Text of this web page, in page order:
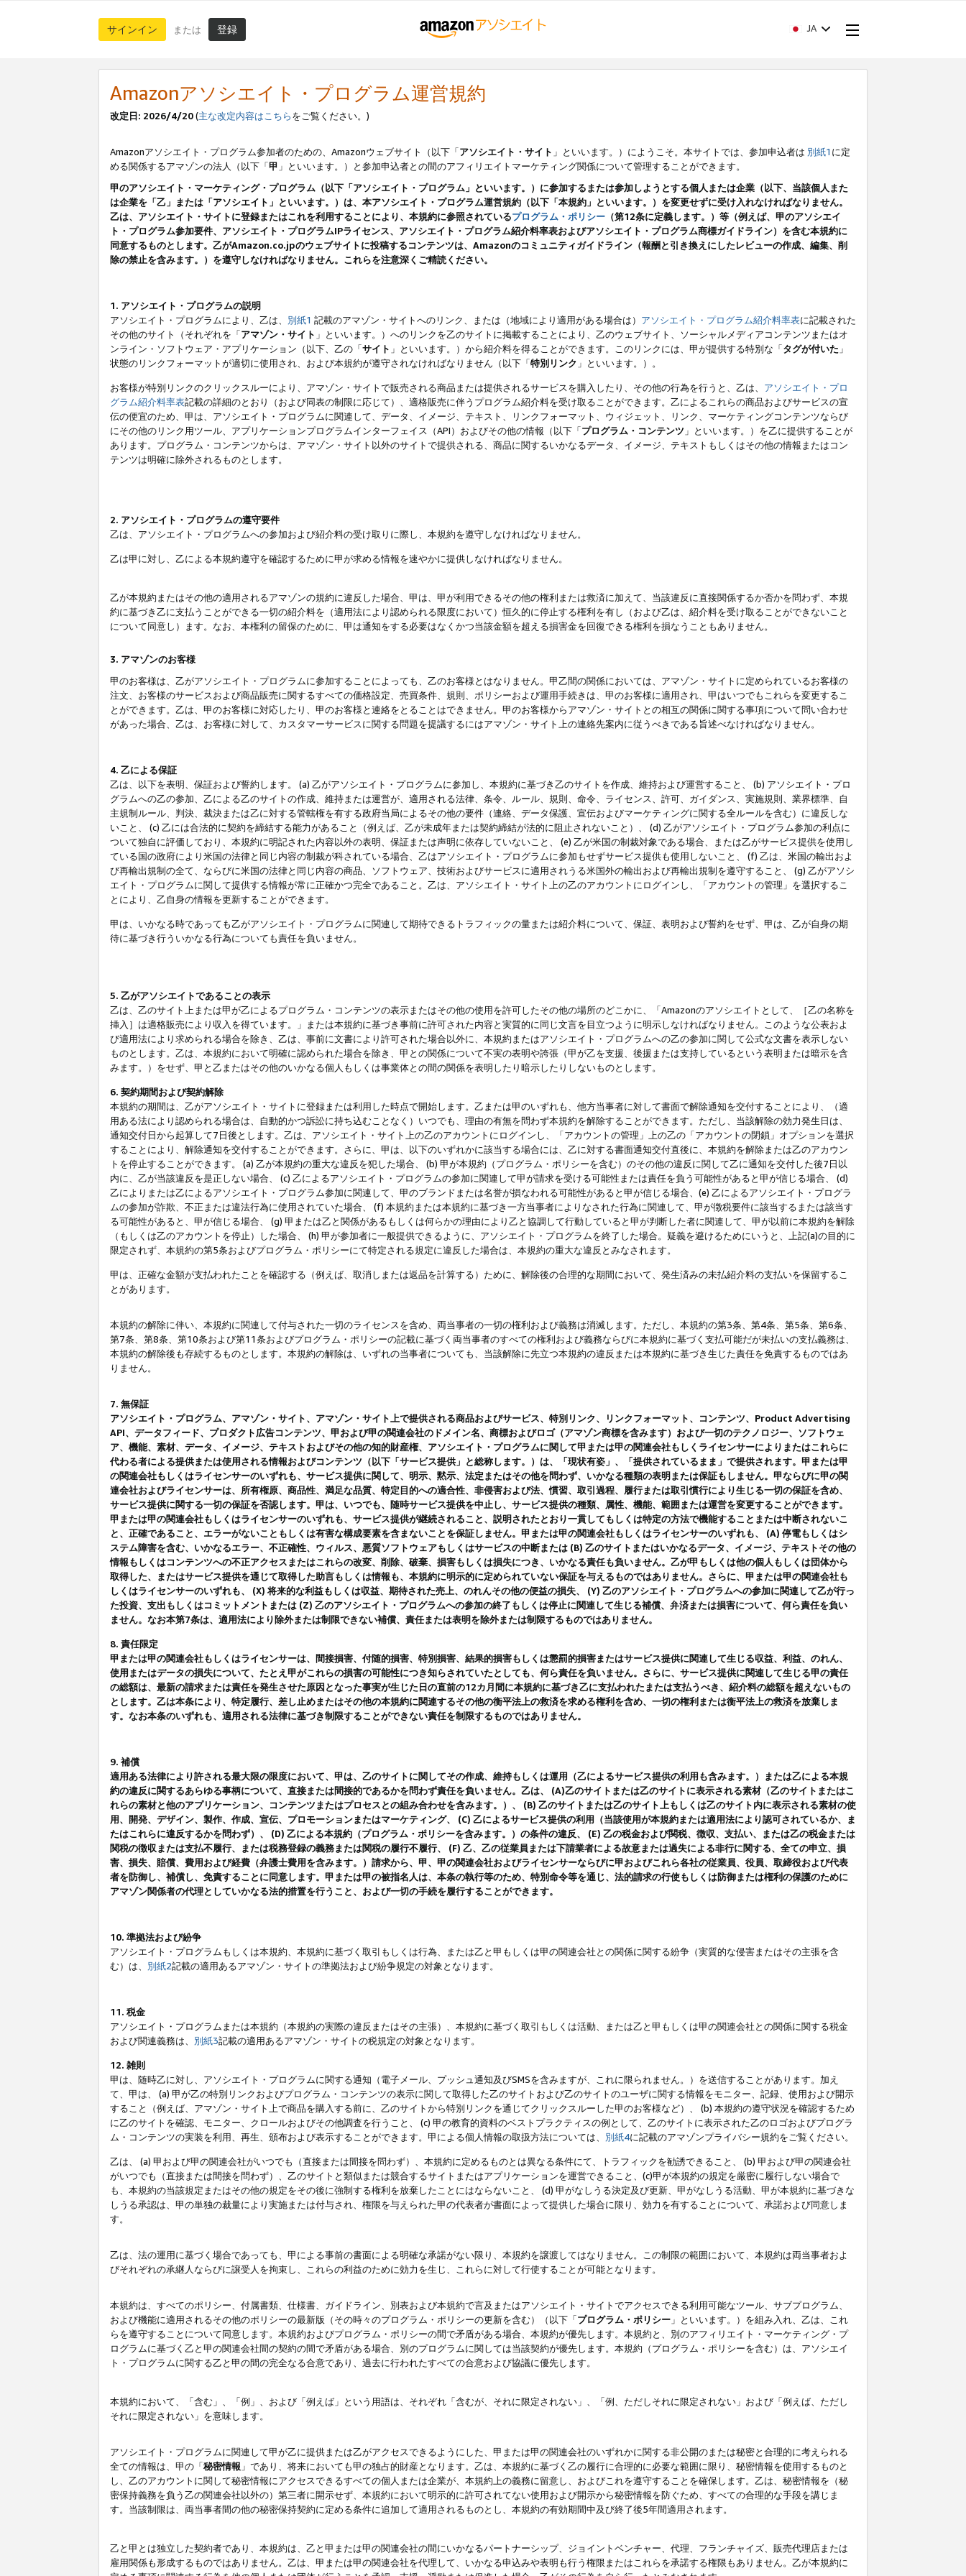
サインイン または 登録 JA
Amazonアソシエイト・プログラム運営規約
改定日: 2026/4/20(主な改定内容はこちらをご覧ください。)
Amazonアソシエイト・プログラム参加者のための、Amazonウェブサイト（以下「アソシエイト・サイト 」といいます。）にようこそ。本サイトでは、参加申込者は 別紙1 に定
める関係するアマゾンの法人（以下「甲 」といいます。）と参加申込者との間のアフィリエイトマーケティング関係について管理することができます。
甲のアソシエイト・マーケティング・プログラム（以下「アソシエイト・プログラム」といいます。）に参加するまたは参加しようとする個人または企業（以下、当該個人また
は企業を「乙」または「アソシエイト」といいます。）は、本アソシエイト・プログラム運営規約（以下「本規約」といいます。）を変更せずに受け入れなければなりません。
乙は、アソシエイト・サイトに登録またはこれを利用することにより、本規約に参照されているプログラム・ポリシー （第12条に定義します。）等（例えば、甲のアソシエイ
ト・プログラム参加要件、アソシエイト・プログラムIPライセンス、アソシエイト・プログラム紹介料率表およびアソシエイト・プログラム商標ガイドライン）を含む本規約に
同意するものとします。乙がAmazon.co.jpのウェブサイトに投稿するコンテンツは、Amazonのコミュニティガイドライン（報酬と引き換えにしたレビューの作成、編集、削
除の禁止を含みます。）を遵守しなければなりません。これらを注意深くご精読ください。
1. アソシエイト・プログラムの説明
アソシエイト・プログラムにより、乙は、 別紙1 記載のアマゾン・サイトへのリンク、または（地域により適用がある場合は） アソシエイト・プログラム紹介料率表に記載された
その他のサイト（それぞれを「アマゾン・サイト 」といいます。）へのリンクを乙のサイトに掲載することにより、乙のウェブサイト、ソーシャルメディアコンテンツまたはオ
ンライン・ソフトウェア・アプリケーション（以下、乙の「サイト 」といいます。）から紹介料を得ることができます。このリンクには、甲が提供する特別な「タグが付いた 」
状態のリンクフォーマットが適切に使用され、および本規約が遵守されなければなりません（以下「特別リンク 」といいます。）。
お客様が特別リンクのクリックスルーにより、アマゾン・サイトで販売される商品または提供されるサービスを購入したり、その他の行為を行うと、乙は、 アソシエイト・プロ
グラム紹介料率表記載の詳細のとおり（および同表の制限に応じて）、適格販売に伴うプログラム紹介料を受け取ることができます。乙によるこれらの商品およびサービスの宣
伝の便宜のため、甲は、アソシエイト・プログラムに関連して、データ、イメージ、テキスト、リンクフォーマット、ウィジェット、リンク、マーケティングコンテンツならび
にその他のリンク用ツール、アプリケーションプログラムインターフェイス（API）およびその他の情報（以下「プログラム・コンテンツ 」といいます。）を乙に提供することが
あります。プログラム・コンテンツからは、アマゾン・サイト以外のサイトで提供される、商品に関するいかなるデータ、イメージ、テキストもしくはその他の情報またはコン
テンツは明確に除外されるものとします。
2. アソシエイト・プログラムの遵守要件
乙は、アソシエイト・プログラムへの参加および紹介料の受け取りに際し、本規約を遵守しなければなりません。
乙は甲に対し、乙による本規約遵守を確認するために甲が求める情報を速やかに提供しなければなりません。
乙が本規約またはその他の適用されるアマゾンの規約に違反した場合、甲は、甲が利用できるその他の権利または救済に加えて、当該違反に直接関係するか否かを問わず、本規
約に基づき乙に支払うことができる一切の紹介料を（適用法により認められる限度において）恒久的に停止する権利を有し（および乙は、紹介料を受け取ることができないこと
について同意し）ます。なお、本権利の留保のために、甲は通知をする必要はなくかつ当該金額を超える損害金を回復できる権利を損なうこともありません。
3. アマゾンのお客様
甲のお客様は、乙がアソシエイト・プログラムに参加することによっても、乙のお客様とはなりません。甲乙間の関係においては、アマゾン・サイトに定められているお客様の
注文、お客様のサービスおよび商品販売に関するすべての価格設定、売買条件、規則、ポリシーおよび運用手続きは、甲のお客様に適用され、甲はいつでもこれらを変更するこ
とができます。乙は、甲のお客様に対応したり、甲のお客様と連絡をとることはできません。甲のお客様からアマゾン・サイトとの相互の関係に関する事項について問い合わせ
があった場合、乙は、お客様に対して、カスタマーサービスに関する問題を提議するにはアマゾン・サイト上の連絡先案内に従うべきである旨述べなければなりません。
4. 乙による保証
乙は、以下を表明、保証および誓約します。 (a) 乙がアソシエイト・プログラムに参加し、本規約に基づき乙のサイトを作成、維持および運営すること、 (b) アソシエイト・プロ
グラムへの乙の参加、乙による乙のサイトの作成、維持または運営が、適用される法律、条令、ルール、規則、命令、ライセンス、許可、ガイダンス、実施規則、業界標準、自
主規制ルール、判決、裁決または乙に対する管轄権を有する政府当局によるその他の要件（連絡、データ保護、宣伝およびマーケティングに関する全ルールを含む）に違反しな
いこと、 (c) 乙には合法的に契約を締結する能力があること（例えば、乙が未成年または契約締結が法的に阻止されないこと）、 (d) 乙がアソシエイト・プログラム参加の利点に
ついて独自に評価しており、本規約に明記された内容以外の表明、保証または声明に依存していないこと、 (e) 乙が米国の制裁対象である場合、または乙がサービス提供を使用し
ている国の政府により米国の法律と同じ内容の制裁が科されている場合、乙はアソシエイト・プログラムに参加もせずサービス提供も使用しないこと、 (f) 乙は、米国の輸出およ
び再輸出規制の全て、ならびに米国の法律と同じ内容の商品、ソフトウェア、技術およびサービスに適用されうる米国外の輸出および再輸出規制を遵守すること、 (g) 乙がアソシ
エイト・プログラムに関して提供する情報が常に正確かつ完全であること。乙は、アソシエイト・サイト上の乙のアカウントにログインし、「アカウントの管理」を選択するこ
とにより、乙自身の情報を更新することができます。
甲は、いかなる時であっても乙がアソシエイト・プログラムに関連して期待できるトラフィックの量または紹介料について、保証、表明および誓約をせず、甲は、乙が自身の期
待に基づき行ういかなる行為についても責任を負いません。
5. 乙がアソシエイトであることの表示
乙は、乙のサイト上または甲が乙によるプログラム・コンテンツの表示またはその他の使用を許可したその他の場所のどこかに、「Amazonのアソシエイトとして、［乙の名称を
挿入］は適格販売により収入を得ています。」または本規約に基づき事前に許可された内容と実質的に同じ文言を目立つように明示しなければなりません。このような公表およ
び適用法により求められる場合を除き、乙は、事前に文書により許可された場合以外に、本規約またはアソシエイト・プログラムへの乙の参加に関して公式な文書を表示しない
ものとします。乙は、本規約において明確に認められた場合を除き、甲との関係について不実の表明や誇張（甲が乙を支援、後援または支持しているという表明または暗示を含
みます。）をせず、甲と乙またはその他のいかなる個人もしくは事業体との間の関係を表明したり暗示したりしないものとします。
6. 契約期間および契約解除
本規約の期間は、乙がアソシエイト・サイトに登録または利用した時点で開始します。乙または甲のいずれも、他方当事者に対して書面で解除通知を交付することにより、（適
用ある法により認められる場合は、自動的かつ訴訟に持ち込むことなく）いつでも、理由の有無を問わず本規約を解除することができます。ただし、当該解除の効力発生日は、
通知交付日から起算して7日後とします。乙は、アソシエイト・サイト上の乙のアカウントにログインし、「アカウントの管理」上の乙の「アカウントの閉鎖」オプションを選択
することにより、解除通知を交付することができます。さらに、甲は、以下のいずれかに該当する場合には、乙に対する書面通知交付直後に、本規約を解除または乙のアカウン
トを停止することができます。 (a) 乙が本規約の重大な違反を犯した場合、 (b) 甲が本規約（プログラム・ポリシーを含む）のその他の違反に関して乙に通知を交付した後7日以
内に、乙が当該違反を是正しない場合、 (c) 乙によるアソシエイト・プログラムの参加に関連して甲が請求を受ける可能性または責任を負う可能性があると甲が信じる場合、 (d)
乙によりまたは乙によるアソシエイト・プログラム参加に関連して、甲のブランドまたは名誉が損なわれる可能性があると甲が信じる場合、(e) 乙によるアソシエイト・プログラ
ムの参加が詐欺、不正または違法行為に使用されていた場合、 (f) 本規約または本規約に基づき一方当事者によりなされた行為に関連して、甲が徴税要件に該当するまたは該当す
る可能性があると、甲が信じる場合、 (g) 甲または乙と関係があるもしくは何らかの理由により乙と協調して行動していると甲が判断した者に関連して、甲が以前に本規約を解除
（もしくは乙のアカウントを停止）した場合、 (h) 甲が参加者に一般提供できるように、アソシエイト・プログラムを終了した場合。疑義を避けるためにいうと、上記(a)の目的に
限定されず、本規約の第5条およびプログラム・ポリシーにて特定される規定に違反した場合は、本規約の重大な違反とみなされます。
甲は、正確な金額が支払われたことを確認する（例えば、取消しまたは返品を計算する）ために、解除後の合理的な期間において、発生済みの未払紹介料の支払いを保留するこ
とがあります。
本規約の解除に伴い、本規約に関連して付与された一切のライセンスを含め、両当事者の一切の権利および義務は消滅します。ただし、本規約の第3条、第4条、第5条、第6条、
第7条、第8条、第10条および第11条およびプログラム・ポリシーの記載に基づく両当事者のすべての権利および義務ならびに本規約に基づく支払可能だが未払いの支払義務は、
本規約の解除後も存続するものとします。本規約の解除は、いずれの当事者についても、当該解除に先立つ本規約の違反または本規約に基づき生じた責任を免責するものではあ
りません。
7. 無保証
アソシエイト・プログラム、アマゾン・サイト、アマゾン・サイト上で提供される商品およびサービス、特別リンク、リンクフォーマット、コンテンツ、Product Advertising
API、データフィード、プロダクト広告コンテンツ、甲および甲の関連会社のドメイン名、商標およびロゴ（アマゾン商標を含みます）および一切のテクノロジー、ソフトウェ
ア、機能、素材、データ、イメージ、テキストおよびその他の知的財産権、アソシエイト・プログラムに関して甲または甲の関連会社もしくライセンサーによりまたはこれらに
代わる者による提供または使用される情報およびコンテンツ（以下「サービス提供」と総称します。）は、「現状有姿」、「提供されているまま」で提供されます。甲または甲
の関連会社もしくはライセンサーのいずれも、サービス提供に関して、明示、黙示、法定またはその他を問わず、いかなる種類の表明または保証もしません。甲ならびに甲の関
連会社およびライセンサーは、所有権原、商品性、満足な品質、特定目的への適合性、非侵害および法、慣習、取引過程、履行または取引慣行により生じる一切の保証を含め、
サービス提供に関する一切の保証を否認します。甲は、いつでも、随時サービス提供を中止し、サービス提供の種類、属性、機能、範囲または運営を変更することができます。
甲または甲の関連会社もしくはライセンサーのいずれも、サービス提供が継続されること、説明されたとおり一貫してもしくは特定の方法で機能することまたは中断されないこ
と、正確であること、エラーがないこともしくは有害な構成要素を含まないことを保証しません。甲または甲の関連会社もしくはライセンサーのいずれも、 (A) 停電もしくはシ
ステム障害を含む、いかなるエラー、不正確性、ウィルス、悪質ソフトウェアもしくはサービスの中断または (B) 乙のサイトまたはいかなるデータ、イメージ、テキストその他の
情報もしくはコンテンツへの不正アクセスまたはこれらの改変、削除、破棄、損害もしくは損失につき、いかなる責任も負いません。乙が甲もしくは他の個人もしくは団体から
取得した、またはサービス提供を通じて取得した助言もしくは情報も、本規約に明示的に定められていない保証を与えるものではありません。さらに、甲または甲の関連会社も
しくはライセンサーのいずれも、 (X) 将来的な利益もしくは収益、期待された売上、のれんその他の便益の損失、 (Y) 乙のアソシエイト・プログラムへの参加に関連して乙が行っ
た投資、支出もしくはコミットメントまたは (Z) 乙のアソシエイト・プログラムへの参加の終了もしくは停止に関連して生じる補償、弁済または損害について、何ら責任を負い
ません。なお本第7条は、適用法により除外または制限できない補償、責任または表明を除外または制限するものではありません。
8. 責任限定
甲または甲の関連会社もしくはライセンサーは、間接損害、付随的損害、特別損害、結果的損害もしくは懲罰的損害またはサービス提供に関連して生じる収益、利益、のれん、
使用またはデータの損失について、たとえ甲がこれらの損害の可能性につき知らされていたとしても、何ら責任を負いません。さらに、サービス提供に関連して生じる甲の責任
の総額は、最新の請求または責任を発生させた原因となった事実が生じた日の直前の12カ月間に本規約に基づき乙に支払われたまたは支払うべき、紹介料の総額を超えないもの
とします。乙は本条により、特定履行、差し止めまたはその他の本規約に関連するその他の衡平法上の救済を求める権利を含め、一切の権利または衡平法上の救済を放棄しま
す。なお本条のいずれも、適用される法律に基づき制限することができない責任を制限するものではありません。
9. 補償
適用ある法律により許される最大限の限度において、甲は、乙のサイトに関してその作成、維持もしくは運用（乙によるサービス提供の利用も含みます。）または乙による本規
約の違反に関するあらゆる事柄について、直接または間接的であるかを問わず責任を負いません。乙は、 (A)乙のサイトまたは乙のサイトに表示される素材（乙のサイトまたはこ
れらの素材と他のアプリケーション、コンテンツまたはプロセスとの組み合わせを含みます。）、 (B) 乙のサイトまたは乙のサイト上もしくは乙のサイト内に表示される素材の使
用、開発、デザイン、製作、作成、宣伝、プロモーションまたはマーケティング、 (C) 乙によるサービス提供の利用（当該使用が本規約または適用法により認可されているか、ま
たはこれらに違反するかを問わず）、 (D) 乙による本規約（プログラム・ポリシーを含みます。）の条件の違反、 (E) 乙の税金および関税、徴収、支払い、または乙の税金または
関税の徴収または支払不履行、または税務登録の義務または関税の履行不履行、 (F) 乙、乙の従業員または下請業者による故意または過失による非行に関する、全ての申立、損
害、損失、賠償、費用および経費（弁護士費用を含みます。）請求から、甲、甲の関連会社およびライセンサーならびに甲およびこれら各社の従業員、役員、取締役および代表
者を防御し、補償し、免責することに同意します。甲または甲の被指名人は、本条の執行等のため、特別命令等を通じ、法的請求の行使もしくは防御または権利の保護のために
アマゾン関係者の代理としていかなる法的措置を行うこと、および一切の手続を履行することができます。
10. 準拠法および紛争
アソシエイト・プログラムもしくは本規約、本規約に基づく取引もしくは行為、または乙と甲もしくは甲の関連会社との関係に関する紛争（実質的な侵害またはその主張を含
む）は、 別紙2記載の適用あるアマゾン・サイトの準拠法および紛争規定の対象となります。
11. 税金
アソシエイト・プログラムまたは本規約（本規約の実際の違反またはその主張）、本規約に基づく取引もしくは活動、または乙と甲もしくは甲の関連会社との関係に関する税金
および関連義務は、 別紙3記載の適用あるアマゾン・サイトの税規定の対象となります。
12. 雑則
甲は、随時乙に対し、アソシエイト・プログラムに関する通知（電子メール、プッシュ通知及びSMSを含みますが、これに限られません。）を送信することがあります。加え
て、甲は、 (a) 甲が乙の特別リンクおよびプログラム・コンテンツの表示に関して取得した乙のサイトおよび乙のサイトのユーザに関する情報をモニター、記録、使用および開示
すること（例えば、アマゾン・サイト上で商品を購入する前に、乙のサイトから特別リンクを通じてクリックスルーした甲のお客様など）、 (b) 本規約の遵守状況を確認するため
に乙のサイトを確認、モニター、クロールおよびその他調査を行うこと、 (c) 甲の教育的資料のベストプラクティスの例として、乙のサイトに表示された乙のロゴおよびプログラ
ム・コンテンツの実装を利用、再生、頒布および表示することができます。甲による個人情報の取扱方法については、 別紙4に記載のアマゾンプライバシー規約をご覧ください。
乙は、 (a) 甲および甲の関連会社がいつでも（直接または間接を問わず）、本規約に定めるものとは異なる条件にて、トラフィックを勧誘できること、 (b) 甲および甲の関連会社
がいつでも（直接または間接を問わず）、乙のサイトと類似または競合するサイトまたはアプリケーションを運営できること、(c)甲が本規約の規定を厳密に履行しない場合で
も、本規約の当該規定またはその他の規定をその後に強制する権利を放棄したことにはならないこと、 (d) 甲がなしうる決定及び更新、甲がなしうる活動、甲が本規約に基づきな
しうる承認は、甲の単独の裁量により実施または付与され、権限を与えられた甲の代表者が書面によって提供した場合に限り、効力を有することについて、承諾および同意しま
す。
乙は、法の運用に基づく場合であっても、甲による事前の書面による明確な承諾がない限り、本規約を譲渡してはなりません。この制限の範囲において、本規約は両当事者およ
びそれぞれの承継人ならびに譲受人を拘束し、これらの利益のために効力を生じ、これらに対して行使することが可能となります。
本規約は、すべてのポリシー、付属書類、仕様書、ガイドライン、別表および本規約で言及またはアソシエイト・サイトでアクセスできる利用可能なツール、サブプログラム、
および機能に適用されるその他のポリシーの最新版（その時々のプログラム・ポリシーの更新を含む）（以下「プログラム・ポリシー 」といいます。）を組み入れ、乙は、これ
らを遵守することについて同意します。本規約およびプログラム・ポリシーの間で矛盾がある場合、本規約が優先します。本規約と、別のアフィリエイト・マーケティング・プ
ログラムに基づく乙と甲の関連会社間の契約の間で矛盾がある場合、別のプログラムに関しては当該契約が優先します。本規約（プログラム・ポリシーを含む）は、アソシエイ
ト・プログラムに関する乙と甲の間の完全なる合意であり、過去に行われたすべての合意および協議に優先します。
本規約において、「含む」、「例」、および「例えば」という用語は、それぞれ「含むが、それに限定されない」、「例、ただしそれに限定されない」および「例えば、ただし
それに限定されない」を意味します。
アソシエイト・プログラムに関連して甲が乙に提供または乙がアクセスできるようにした、甲または甲の関連会社のいずれかに関する非公開のまたは秘密と合理的に考えられる
全ての情報は、甲の「秘密情報 」であり、将来においても甲の独占的財産となります。乙は、本規約に基づく乙の履行に合理的に必要な範囲に限り、秘密情報を使用するものと
し、乙のアカウントに関して秘密情報にアクセスできるすべての個人または企業が、本規約上の義務に留意し、およびこれを遵守することを確保します。乙は、秘密情報を（秘
密保持義務を負う乙の関連会社以外の）第三者に開示せず、本規約において明示的に許可されてない使用および開示から秘密情報を防ぐため、すべての合理的な手段を講じま
す。当該制限は、両当事者間の他の秘密保持契約に定める条件に追加して適用されるものとし、本規約の有効期間中及び終了後5年間適用されます。
乙と甲とは独立した契約者であり、本規約は、乙と甲または甲の関連会社の間にいかなるパートナーシップ、ジョイントベンチャー、代理、フランチャイズ、販売代理店または
雇用関係も形成するものではありません。乙は、甲または甲の関連会社を代理して、いかなる申込みや表明も行う権限またはこれらを承諾する権限もありません。乙が本規約に